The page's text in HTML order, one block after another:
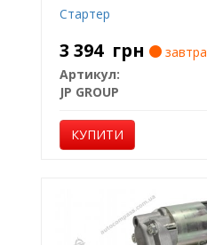
Стартер
3 394 грн
завтра
Артикул:
JP GROUP
КУПИТИ